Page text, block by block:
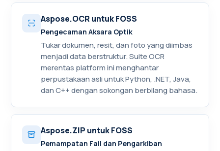
Aspose.OCR untuk FOSS
Pengecaman Aksara Optik
Tukar dokumen, resit, dan foto yang diimbas
menjadi data berstruktur. Suite OCR
merentas platform ini menghantar
perpustakaan asli untuk Python, .NET, Java,
dan C++ dengan sokongan berbilang bahasa.
Aspose.ZIP untuk FOSS
Pemampatan Fail dan Pengarkiban